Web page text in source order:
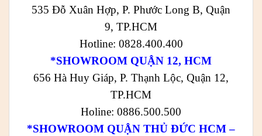
535 Đỗ Xuân Hợp, P. Phước Long B, Quận
9, TP.HCM
Hotline: 0828.400.400
*SHOWROOM QUẬN 12, HCM
656 Hà Huy Giáp, P. Thạnh Lộc, Quận 12,
TP.HCM
Holine: 0886.500.500
*SHOWROOM QUẬN THỦ ĐỨC HCM –